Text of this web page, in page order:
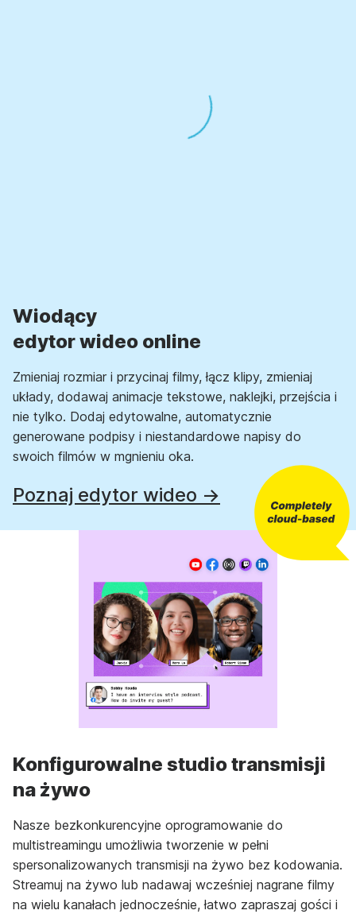
Wiodący
edytor wideo online
Zmieniaj rozmiar i przycinaj filmy, łącz klipy, zmieniaj
układy, dodawaj animacje tekstowe, naklejki, przejścia i
nie tylko. Dodaj edytowalne, automatycznie
generowane podpisy i niestandardowe napisy do
swoich filmów w mgnieniu oka.
Poznaj edytor wideo →
Konfigurowalne studio transmisji
na żywo
Nasze bezkonkurencyjne oprogramowanie do
multistreamingu umożliwia tworzenie w pełni
spersonalizowanych transmisji na żywo bez kodowania.
Streamuj na żywo lub nadawaj wcześniej nagrane filmy
na wielu kanałach jednocześnie, łatwo zapraszaj gości i